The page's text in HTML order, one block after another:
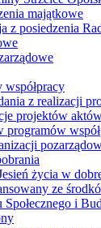
majątkowe
z posiedzenia
współpracy
z realizacji
projektów
programów
życia w
ze
Społecznego i